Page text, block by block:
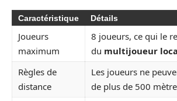
Caractéristique Détails
Joueurs
maximum
8 joueurs, ce qui le
du multijoueur
Règles de
distance
Les joueurs ne
de plus de 500